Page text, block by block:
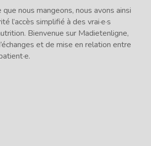
nous mangeons, nous avons ainsi
l’accès simplifié à des vrai·e·s
Bienvenue sur Madietenligne,
et de mise en relation entre